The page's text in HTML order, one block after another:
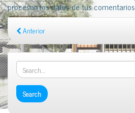
procesan los datos de tus comentarios
Anterior